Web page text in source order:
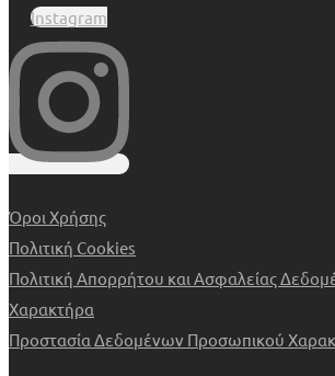
Instagram
Όροι Χρήσης
Πολιτική Cookies
Πολιτική Απορρήτου και Ασφαλείας
Χαρακτήρα
Προστασία Δεδομένων Προσωπικού